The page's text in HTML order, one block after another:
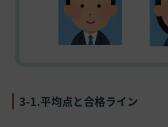
3-1.平均点と合格ライン